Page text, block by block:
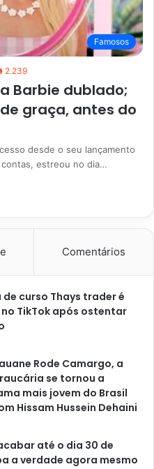
Famosos
2.239
Barbie dublado;
graça, antes do
desde o seu lançamento
estreou no dia…
Comentários
curso Thays trader é
TikTok após ostentar
Rode Camargo, a
se tornou a
mais jovem do Brasil
Hissam Hussein Dehaini
até o dia 30 de
a verdade agora mesmo